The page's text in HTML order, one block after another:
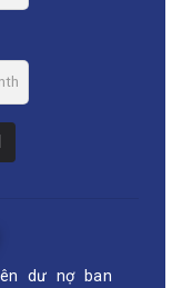
dư nợ ban